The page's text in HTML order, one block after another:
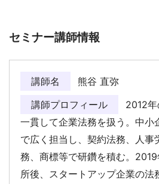
セミナー講師情報
講師名
熊谷 直弥
講師プロフィール
2012年
一貫して企業法務を扱う。中小
で広く担当し、契約法務、人事
務、商標等で研鑽を積む。
所後、スタートアップ企業の法